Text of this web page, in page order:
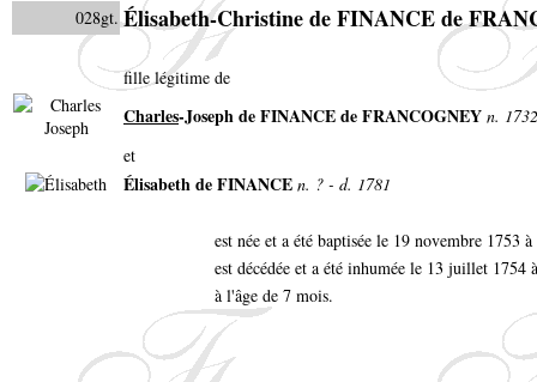
028gt. Élisabeth-Christine de FINANCE de
fille légitime de
Charles-Joseph de FINANCE de FRANCOGNEY n.
et
Élisabeth de FINANCE n. ? - d. 1781
est née et a été baptisée le 19 novembre 1753
est décédée et a été inhumée le 13 juillet
à l'âge de 7 mois.